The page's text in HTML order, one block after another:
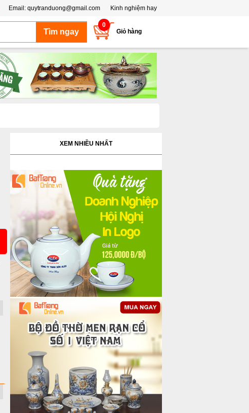
Email: quytranduong@gmail.com Kinh nghiệm hay
0
Giỏ hàng
XEM NHIỀU NHẤT